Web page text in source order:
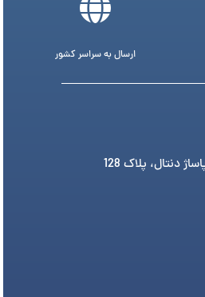
ارسال به سراسر کشور
دنتال، پلاک 128